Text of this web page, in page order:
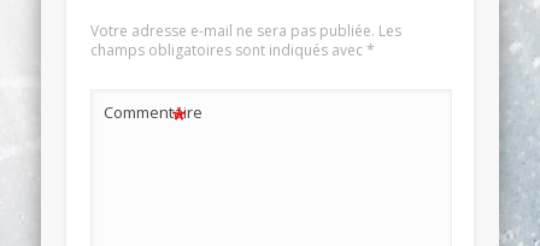
Votre adresse e-mail ne sera pas publiée. Les
champs obligatoires sont indiqués avec*
Commentaire
*